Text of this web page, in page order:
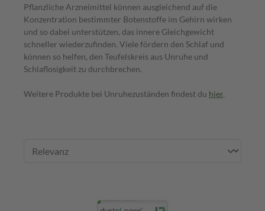
Pflanzliche Arzneimittel können ausgleichend auf die
Konzentration bestimmter Botenstoffe im Gehirn wirken
und so dabei unterstützen, das innere Gleichgewicht
schneller wiederzufinden. Viele fördern den Schlaf und
können so helfen, den Teufelskreis aus Unruhe und
Schlaflosigkeit zu durchbrechen.
Weitere Produkte bei Unruhezuständen findest du hier.